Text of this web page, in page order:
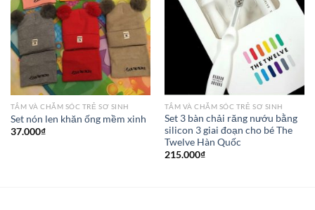
TẮM VÀ CHĂM SÓC TRẺ SƠ SINH
Set nón len khăn ống mềm xinh
37.000₫
TẮM VÀ CHĂM SÓC TRẺ SƠ SINH
Set 3 bàn chải răng nướu bằng
silicon 3 giai đoạn cho bé The
Twelve Hàn Quốc
215.000₫